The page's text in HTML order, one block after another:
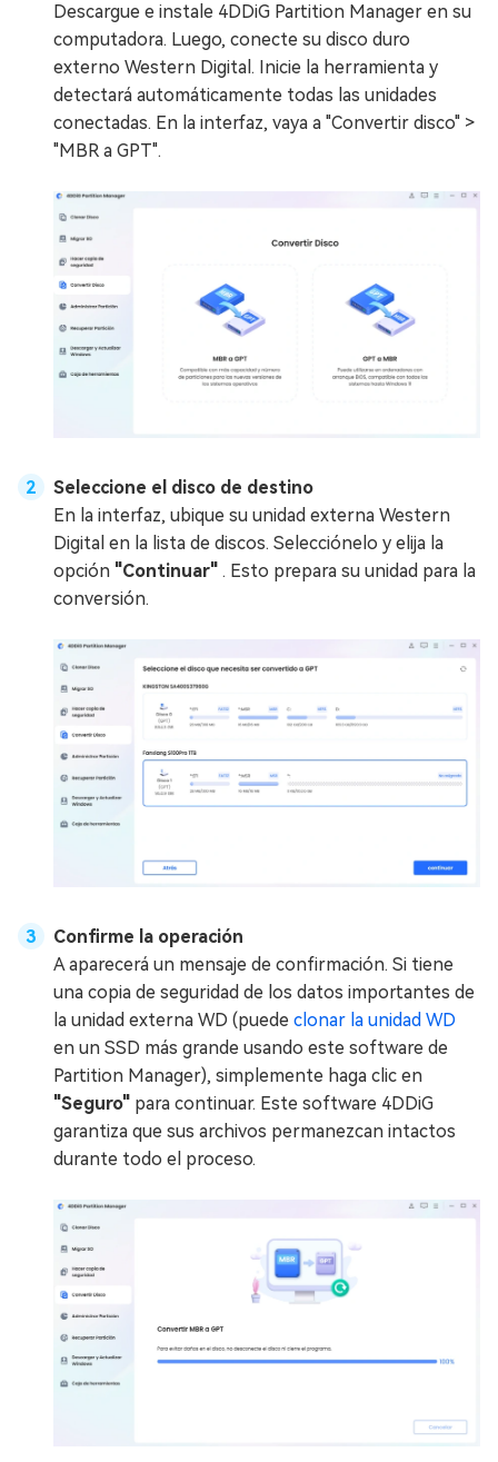
Descargue e instale 4DDiG Partition Manager en su
computadora. Luego, conecte su disco duro
externo Western Digital. Inicie la herramienta y
detectará automáticamente todas las unidades
conectadas. En la interfaz, vaya a "Convertir disco" >
"MBR a GPT".
Seleccione el disco de destino
En la interfaz, ubique su unidad externa Western
Digital en la lista de discos. Selecciónelo y elija la
opción "Continuar" . Esto prepara su unidad para la
conversión.
Confirme la operación
A aparecerá un mensaje de confirmación. Si tiene
una copia de seguridad de los datos importantes de
la unidad externa WD (puede clonar la unidad WD
en un SSD más grande usando este software de
Partition Manager), simplemente haga clic en
"Seguro" para continuar. Este software 4DDiG
garantiza que sus archivos permanezcan intactos
durante todo el proceso.